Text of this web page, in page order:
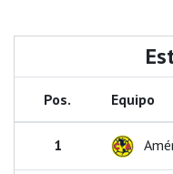
Pos. Equipo
1